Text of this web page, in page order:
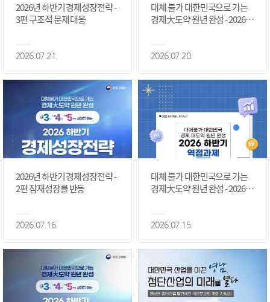
2026년 하반기 경제성장전략 -
3편 구조적 문제 대응
2026.07.21.
대체 불가 대한민국으로 가는
경제大도약 원년 완성 - 2026 하
정상화 #2편
2026.07.20.
2026년 하반기 경제성장전략 -
2편 잠재성장률 반등
2026.07.16.
대체 불가 대한민국으로 가는
경제大도약 원년 완성 - 2026 하
2026.07.15.